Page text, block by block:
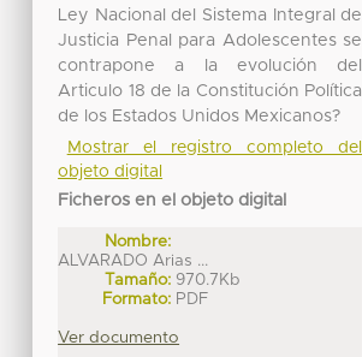
Ley Nacional del Sistema Integral de
Justicia Penal para Adolescentes se
contrapone a la evolución del
Articulo 18 de la Constitución Política
de los Estados Unidos Mexicanos?
Mostrar el registro completo del
objeto digital
Ficheros en el objeto digital
Nombre:
ALVARADO Arias ...
Tamaño: 970.7Kb
Formato: PDF
Ver documento